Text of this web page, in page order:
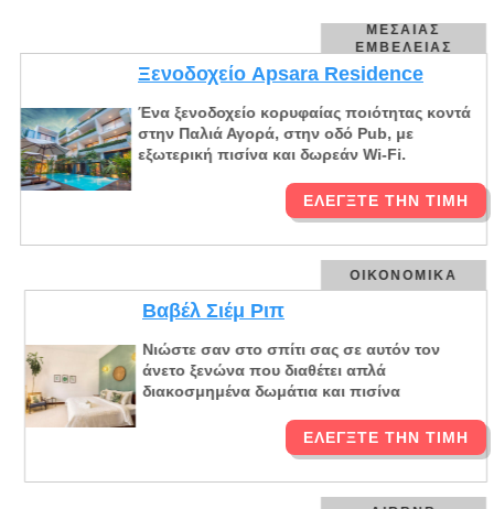
ΜΕΣΑΊΑΣ
ΕΜΒΈΛΕΙΑΣ
Ξενοδοχείο Apsara Residence
Ένα ξενοδοχείο κορυφαίας ποιότητας κοντά
στην Παλιά Αγορά, στην οδό Pub, με
εξωτερική πισίνα και δωρεάν Wi-Fi.
ΕΛΈΓΞΤΕ ΤΗΝ ΤΙΜΉ
ΟΙΚΟΝΟΜΙΚΆ
Βαβέλ Σιέμ Ριπ
Νιώστε σαν στο σπίτι σας σε αυτόν τον
άνετο ξενώνα που διαθέτει απλά
διακοσμημένα δωμάτια και πισίνα
ΕΛΈΓΞΤΕ ΤΗΝ ΤΙΜΉ